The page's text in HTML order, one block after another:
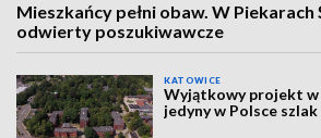
Mieszkańcy pełni obaw. W Piekarach
odwierty poszukiwawcze
KATOWICE
Wyjątkowy projekt w
jedyny w Polsce